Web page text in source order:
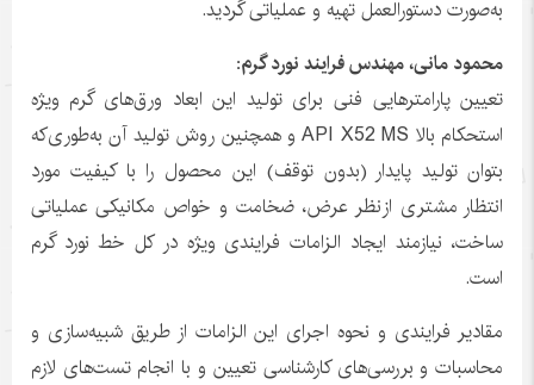
به‌صورت دستورالعمل تهیه و عملیاتی گردید.
محمود مانی، مهندس فرایند نورد گرم:
تعیین پارامترهایی فنی برای تولید این ابعاد ورق‌های گرم ویژه
استحکام بالا API X52 MS و همچنین روش تولید آن به‌طوری‌که
بتوان تولید پایدار (بدون توقف) این محصول را با کیفیت مورد
انتظار مشتری ازنظر عرض، ضخامت و خواص مکانیکی عملیاتی
ساخت، نیازمند ایجاد الزامات فرایندی ویژه در کل خط نورد گرم
است.
مقادیر فرایندی و نحوه اجرای این الزامات از طریق شبیه‌سازی و
محاسبات و بررسی‌های کارشناسی تعیین و با انجام تست‌های لازم